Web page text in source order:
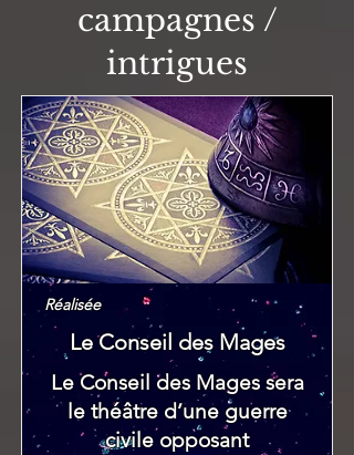
campagnes /
intrigues
Réalisée
Le Conseil des Mages
Le Conseil des Mages sera
le théâtre d’une guerre
civile opposant